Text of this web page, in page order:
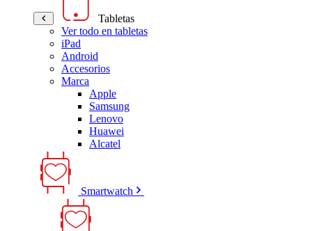
Tabletas
Ver todo en tabletas
iPad
Android
Accesorios
Marca
Apple
Samsung
Lenovo
Huawei
Alcatel
Smartwatch